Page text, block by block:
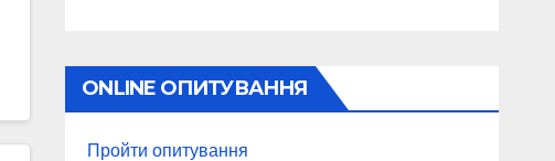
ONLINE ОПИТУВАННЯ
Пройти опитування